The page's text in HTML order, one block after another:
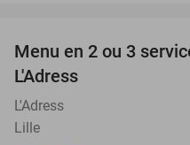
Menu en 2 ou 3
L'Adress
L'Adress
Lille